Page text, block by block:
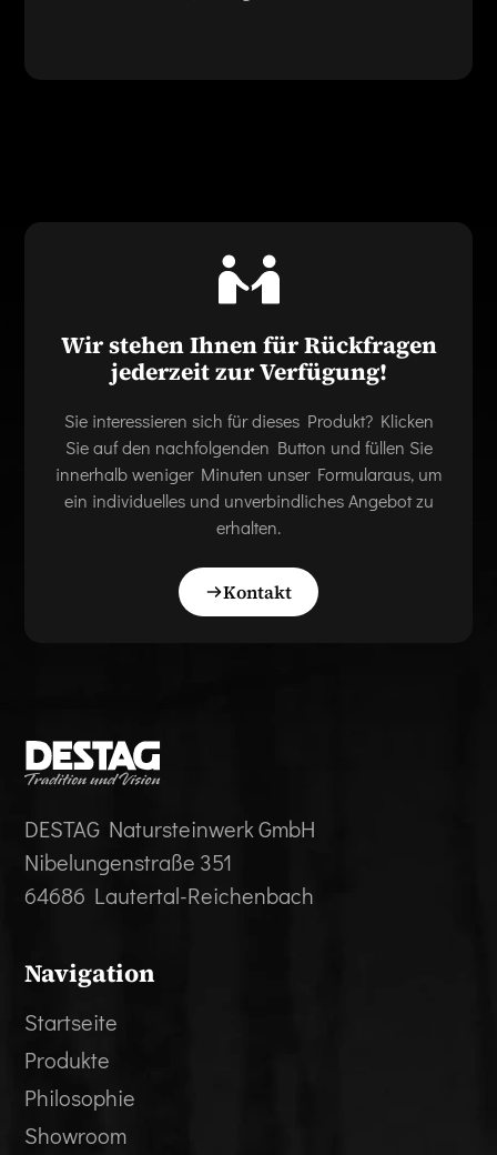
Wir stehen Ihnen für Rückfragen
jederzeit zur Verfügung!
Sie interessieren sich für dieses Produkt? Klicken
Sie auf den nachfolgenden Button und füllen Sie
innerhalb weniger Minuten unser Formularaus, um
ein individuelles und unverbindliches Angebot zu
erhalten.
Kontakt
DESTAG Natursteinwerk GmbH
Nibelungenstraße 351
64686 Lautertal-Reichenbach
Navigation
Startseite
Produkte
Philosophie
Showroom